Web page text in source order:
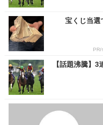
宝くじ当選
PR(
【話題沸騰】3